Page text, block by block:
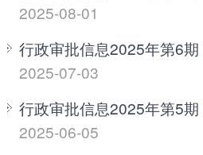
2025-08-01
行政审批信息2025年第6期
2025-07-03
行政审批信息2025年第5期
2025-06-05